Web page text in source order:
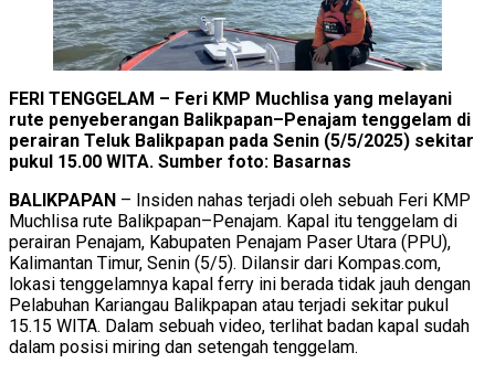
FERI TENGGELAM – Feri KMP Muchlisa yang melayani
rute penyeberangan Balikpapan–Penajam tenggelam di
perairan Teluk Balikpapan pada Senin (5/5/2025) sekitar
pukul 15.00 WITA. Sumber foto: Basarnas
BALIKPAPAN – Insiden nahas terjadi oleh sebuah Feri KMP
Muchlisa rute Balikpapan–Penajam. Kapal itu tenggelam di
perairan Penajam, Kabupaten Penajam Paser Utara (PPU),
Kalimantan Timur, Senin (5/5). Dilansir dari Kompas.com,
lokasi tenggelamnya kapal ferry ini berada tidak jauh dengan
Pelabuhan Kariangau Balikpapan atau terjadi sekitar pukul
15.15 WITA. Dalam sebuah video, terlihat badan kapal sudah
dalam posisi miring dan setengah tenggelam.